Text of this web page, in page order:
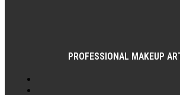
PROFESSIONAL MAKEUP